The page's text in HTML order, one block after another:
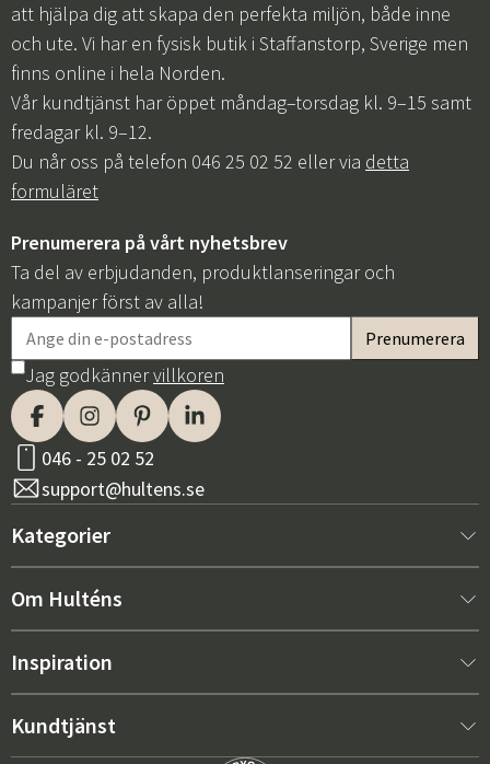
att hjälpa dig att skapa den perfekta miljön, både inne
och ute. Vi har en fysisk butik i Staffanstorp, Sverige men
finns online i hela Norden.
Vår kundtjänst har öppet måndag–torsdag kl. 9–15 samt
fredagar kl. 9–12.
Du når oss på telefon 046 25 02 52 eller via detta
formuläret
Prenumerera på vårt nyhetsbrev
Ta del av erbjudanden, produktlanseringar och
kampanjer först av alla!
Jag godkännervillkoren
046 - 25 02 52
support@hultens.se
Kategorier
Nytt hos oss
Inredning
Utemöbler
Om Hulténs
Om Hulténs
Säljavdelning
Inspiration
Bästsäljare
Kundtjänst